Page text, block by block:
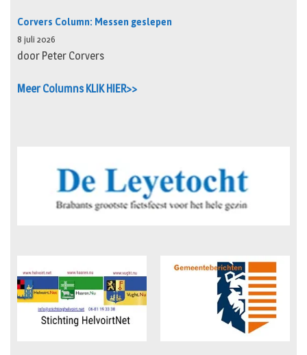
Corvers Column: Messen geslepen
8 juli 2026
door Peter Corvers
Meer Columns KLIK HIER>>